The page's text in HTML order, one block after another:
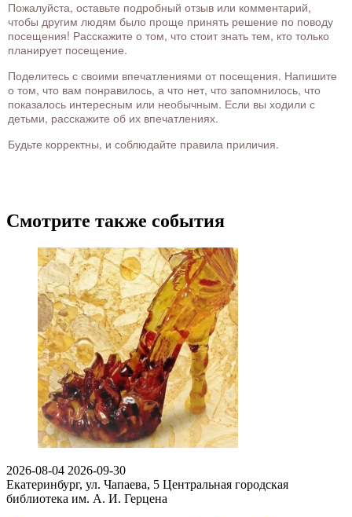
Пожалуйста, оставьте подробный отзыв или комментарий,
чтобы другим людям было проще принять решение по поводу
посещения! Расскажите о том, что стоит знать тем, кто только
планирует посещение.
Поделитесь с своими впечатлениями от посещения. Напишите
о том, что вам понравилось, а что нет, что запомнилось, что
показалось интересным или необычным. Если вы ходили с
детьми, расскажите об их впечатлениях.
Будьте корректны, и соблюдайте правила приличия.
Смотрите также события
2026-08-04 2026-09-30
Екатеринбург, ул. Чапаева, 5 Центральная городская
библиотека им. А. И. Герцена